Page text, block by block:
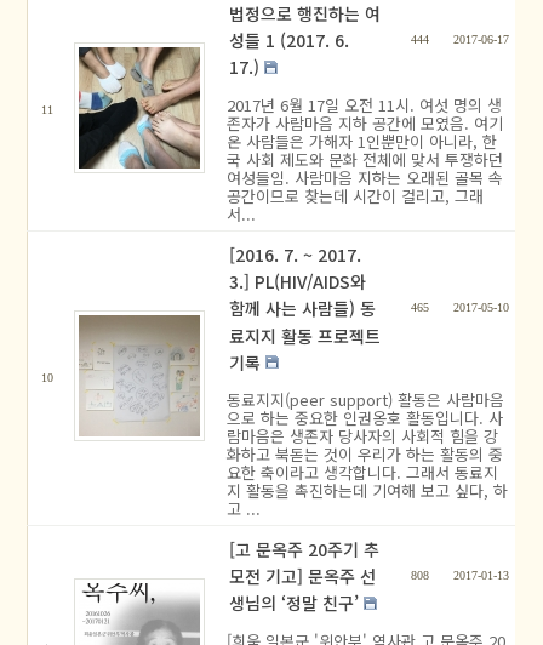
11
법정으로 행진하는 여
성들 1 (2017. 6.
17.)
444 2017-06-17
2017년 6월 17일 오전 11시. 여섯 명의 생
존자가 사람마음 지하 공간에 모였음. 여기
온 사람들은 가해자 1인뿐만이 아니라, 한
국 사회 제도와 문화 전체에 맞서 투쟁하던
여성들임. 사람마음 지하는 오래된 골목 속
공간이므로 찾는데 시간이 걸리고, 그래
서...
10
[2016. 7. ~ 2017.
3.] PL(HIV/AIDS와
함께 사는 사람들) 동
료지지 활동 프로젝트
기록
465 2017-05-10
동료지지(peer support) 활동은 사람마음
으로 하는 중요한 인권옹호 활동입니다. 사
람마음은 생존자 당사자의 사회적 힘을 강
화하고 북돋는 것이 우리가 하는 활동의 중
요한 축이라고 생각합니다. 그래서 동료지
지 활동을 촉진하는데 기여해 보고 싶다, 하
고 ...
[고 문옥주 20주기 추
모전 기고] 문옥주 선
생님의 ‘정말 친구’
808 2017-01-13